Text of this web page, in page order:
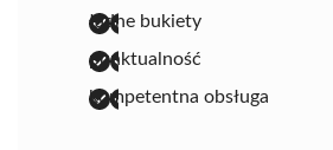
ładne bukiety
punktualność
kompetentna obsługa